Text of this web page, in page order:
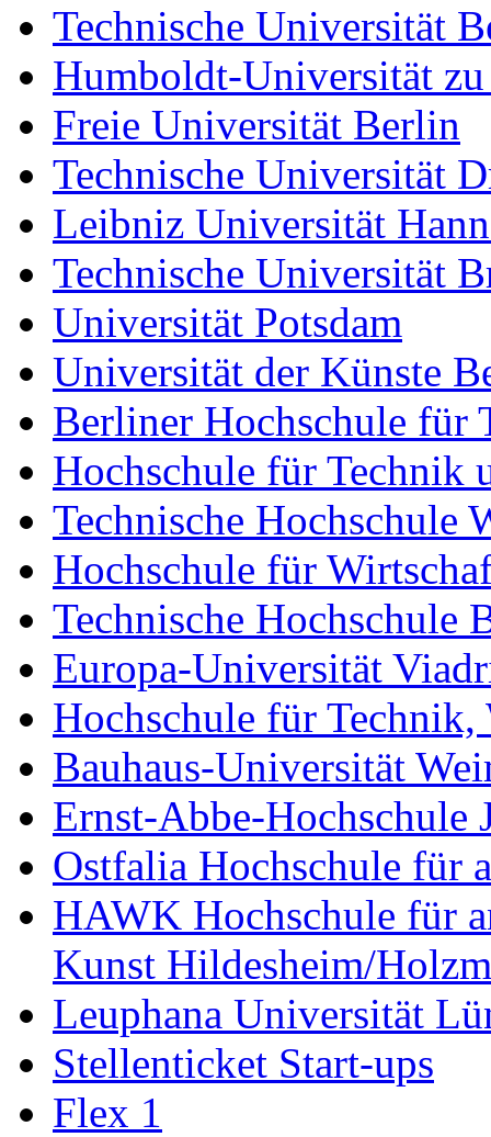
Technische Universität
Humboldt-Universität
Freie Universität Berlin
Technische Universität
Leibniz Universität
Technische Universität
Universität Potsdam
Universität der Künste
Berliner Hochschule für
Hochschule für Technik
Technische Hochschule
Hochschule für
Technische Hochschule
Europa-Universität
Hochschule für
Bauhaus-Universität
Ernst-Abbe-Hochschule
Ostfalia Hochschule für
HAWK Hochschule für
Kunst Hildesheim/
Leuphana Universität
Stellenticket Start-ups
Flex 1